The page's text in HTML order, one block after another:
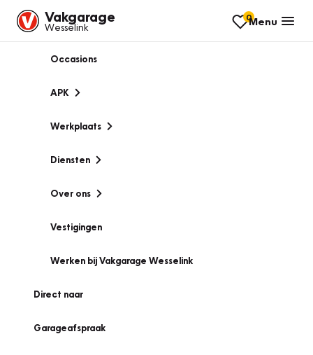
Vakgarage
Wesselink
0Menu
Occasions
APK
Werkplaats
Diensten
Over ons
Vestigingen
Werken bij Vakgarage Wesselink
Direct naar
Garageafspraak